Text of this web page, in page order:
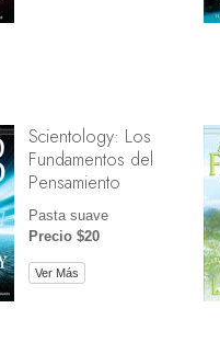
Scientology: Los
Fundamentos del
Pensamiento
Pasta suave
Precio $20
Ver Más